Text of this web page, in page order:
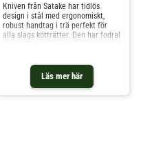
Läs mer här
Kniven från Satake har tidlös
design i stål med ergonomiskt,
robust handtag i trä perfekt för
alla slags kötträtter. Den har fodral
Satake- Från serien Kuro.- Finns
även som skalkniv.- Perfekt för alla
slags kötträtter.- Tillverkad i Japan.